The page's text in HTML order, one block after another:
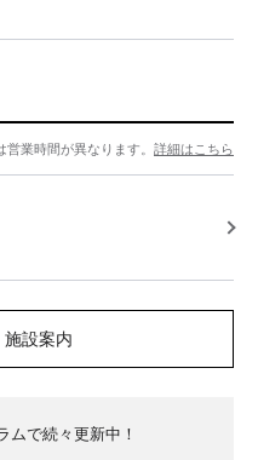
営業時間が異なります。 詳細はこちら
施設案内
ムで続々更新中！